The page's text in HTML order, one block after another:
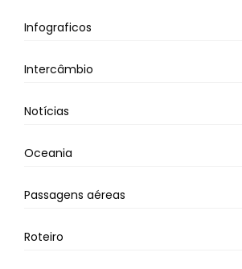
Infograficos
Intercâmbio
Notícias
Oceania
Passagens aéreas
Roteiro